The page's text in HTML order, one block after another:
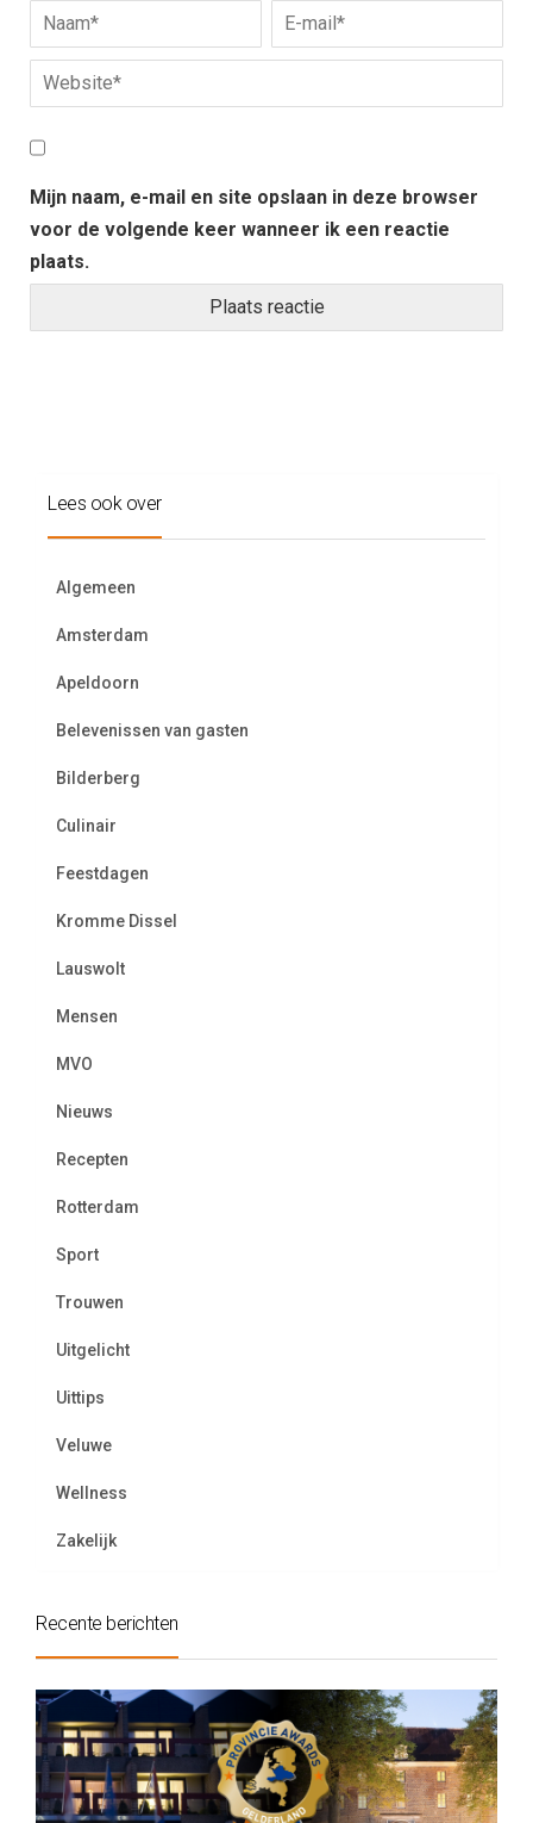
Mijn naam, e-mail en site opslaan in deze browser
voor de volgende keer wanneer ik een reactie
plaats.
Lees ook over
Algemeen
Amsterdam
Apeldoorn
Belevenissen van gasten
Bilderberg
Culinair
Feestdagen
Kromme Dissel
Lauswolt
Mensen
MVO
Nieuws
Recepten
Rotterdam
Sport
Trouwen
Uitgelicht
Uittips
Veluwe
Wellness
Zakelijk
Recente berichten